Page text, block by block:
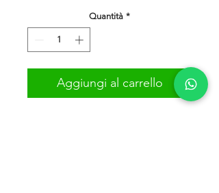
Quantità *
Aggiungi al carrello